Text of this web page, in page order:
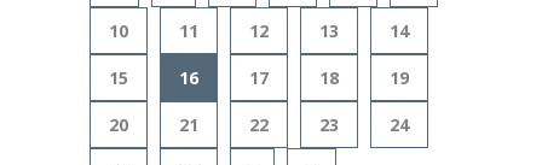
10 11 12 13 14
15 16 17 18 19
20 21 22 23 24